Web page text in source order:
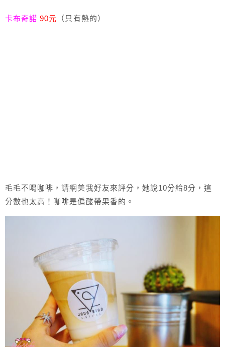
卡布奇諾90元 （只有熱的）
毛毛不喝咖啡，請網美我好友來評分，她說10分給8分，這
分數也太高！咖啡是偏酸帶果香的。